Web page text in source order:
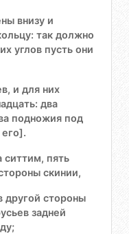
внизу и
так должно
углов пусть они
и для них
два
подножия под
ситтим, пять
скинии,
другой стороны
задней